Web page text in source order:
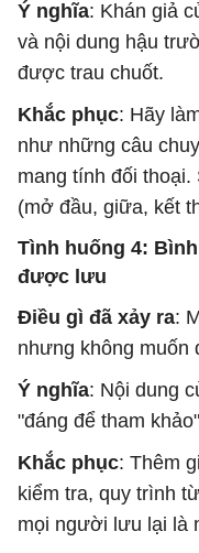
Ý nghĩa: Khán giả
và nội dung hậu
được trau chuốt.
Khắc phục: Hãy
như những câu
mang tính đối
(mở đầu, giữa, kết
Tình huống 4:
được lưu
Điều gì đã xảy ra:
nhưng không muốn
Ý nghĩa: Nội dung
"đáng để tham
Khắc phục: Thêm
kiểm tra, quy trình
mọi người lưu lại là